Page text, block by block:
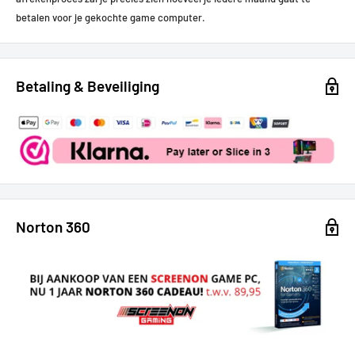
betalen voor je gekochte game computer.
Betaling & Beveiliging
Norton 360